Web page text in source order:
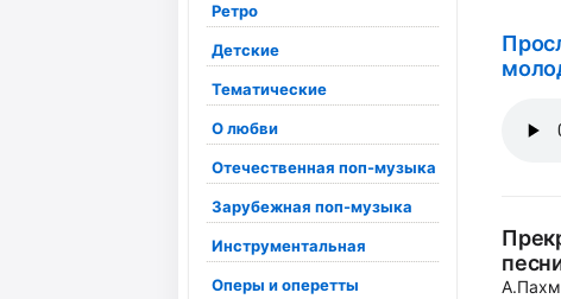
Ретро
Детские
Тематические
О любви
Отечественная поп-музыка
Зарубежная поп-музыка
Инструментальная
Оперы и оперетты